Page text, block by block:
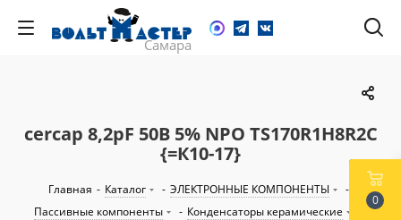
cercap 8,2pF 50В 5% NPO TS170R1H8R2C
{=К10-17}
Главная - Каталог - ЭЛЕКТРОННЫЕ КОМПОНЕНТЫ
-
Пассивные компоненты
- Конденсаторы керамические
0